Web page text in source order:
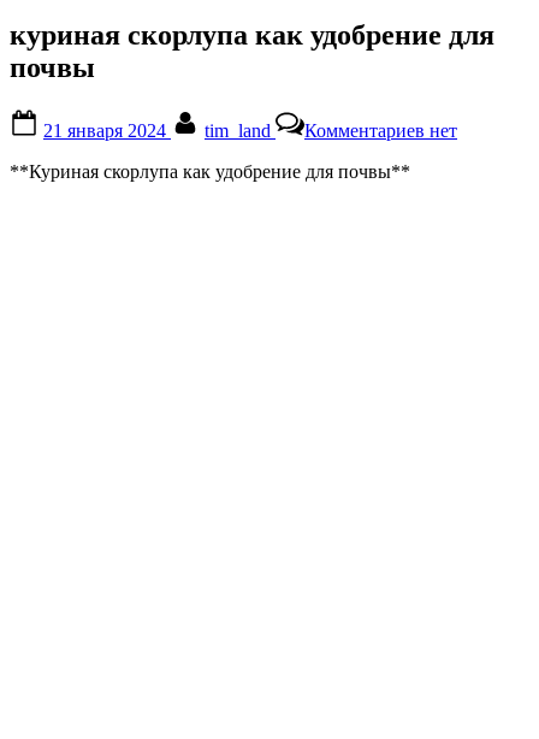
куриная скорлупа как удобрение для
почвы
on
21 января 2024 tim_land Комментариевзаписи
нет
**Куриная скорлупа как удобрение для почвы**